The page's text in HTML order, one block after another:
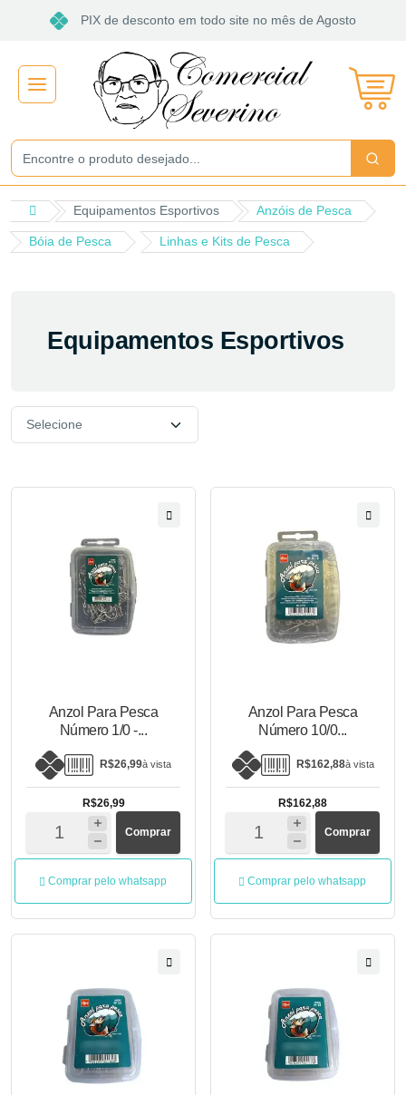
PIX de desconto em todo site no mês de Agosto
Equipamentos Esportivos Anzóis de Pesca
Bóia de Pesca Linhas e Kits de Pesca
Equipamentos Esportivos
Anzol Para Pesca
Número 1/0 -...
R$26,99à vista
R$26,99
Comprar
Comprar pelo whatsapp
Anzol Para Pesca
Número 10/0...
R$162,88à vista
R$162,88
Comprar
Comprar pelo whatsapp
Não gosto de promoções! Enviar